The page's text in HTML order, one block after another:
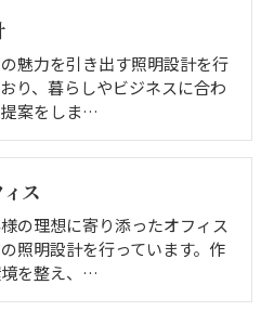
魅力を引き出す照明設計を行
り、暮らしやビジネスに合わ
案をしま…
ス
の理想に寄り添ったオフィス
照明設計を行っています。作
を整え、…